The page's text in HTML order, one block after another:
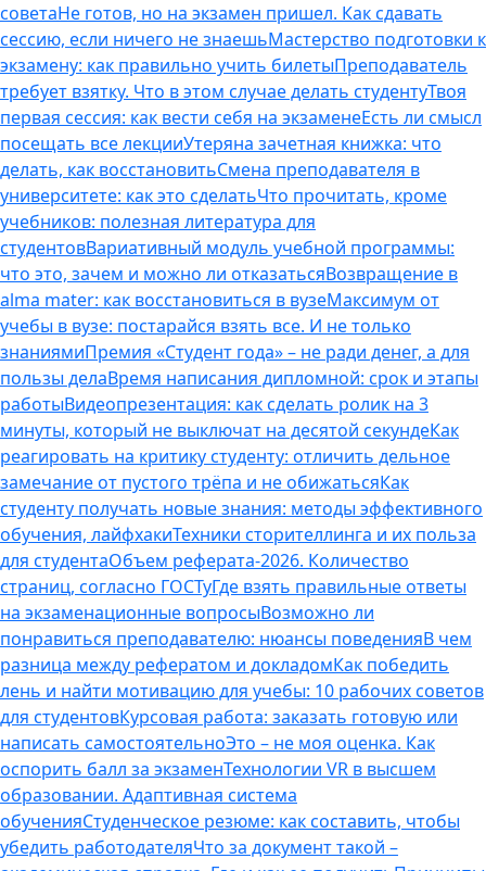
советаНе готов, но на экзамен пришел. Как сдавать
сессию, если ничего не знаешьМастерство подготовки к
экзамену: как правильно учить билетыПреподаватель
требует взятку. Что в этом случае делать студентуТвоя
первая сессия: как вести себя на экзаменеЕсть ли смысл
посещать все лекцииУтеряна зачетная книжка: что
делать, как восстановитьСмена преподавателя в
университете: как это сделатьЧто прочитать, кроме
учебников: полезная литература для
студентовВариативный модуль учебной программы:
что это, зачем и можно ли отказатьсяВозвращение в
alma mater: как восстановиться в вузеМаксимум от
учебы в вузе: постарайся взять все. И не только
знаниямиПремия «Студент года» – не ради денег, а для
пользы делаВремя написания дипломной: срок и этапы
работыВидеопрезентация: как сделать ролик на 3
минуты, который не выключат на десятой секундеКак
реагировать на критику студенту: отличить дельное
замечание от пустого трёпа и не обижатьсяКак
студенту получать новые знания: методы эффективного
обучения, лайфхакиТехники сторителлинга и их польза
для студентаОбъем реферата-2026. Количество
страниц, согласно ГОСТуГде взять правильные ответы
на экзаменационные вопросыВозможно ли
понравиться преподавателю: нюансы поведенияВ чем
разница между рефератом и докладомКак победить
лень и найти мотивацию для учебы: 10 рабочих советов
для студентовКурсовая работа: заказать готовую или
написать самостоятельноЭто – не моя оценка. Как
оспорить балл за экзаменТехнологии VR в высшем
образовании. Адаптивная система
обученияСтуденческое резюме: как составить, чтобы
убедить работодателяЧто за документ такой –